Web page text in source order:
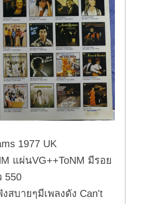
1977 UK
แผ่นVG++ToNM มีรอย
550
สบายๆมีเพลงดัง Can't